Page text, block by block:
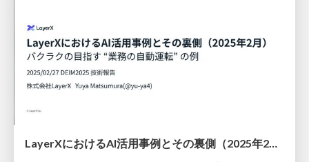
LayerXにおけるAI活用事例とその裏側（2025年2月） バクラクの目指す “業務の自動運転” の例 / layerx-ai-deim2025